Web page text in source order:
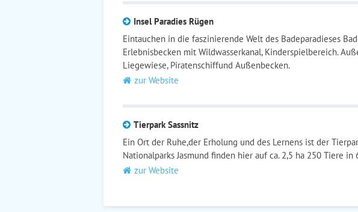
Insel Paradies Rügen
Eintauchen in die faszinierende Welt des Badeparadieses
Erlebnisbecken mit Wildwasserkanal, Kinderspielbereich.
Liegewiese, Piratenschiffund Außenbecken.
zur Website
Tierpark Sassnitz
Ein Ort der Ruhe,der Erholung und des Lernens ist der
Nationalparks Jasmund finden hier auf ca. 2,5 ha 250 Tiere in
zur Website